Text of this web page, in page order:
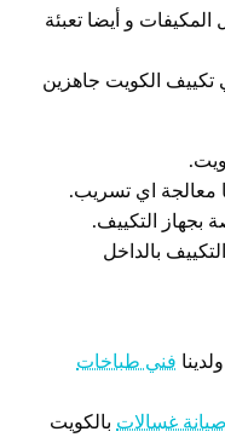
و أيضا تعبئة
الكويت جاهزين
معالجة اي تسريب.
بجهاز التكييف.
بالداخل
فني طباخات
صيانة غسالات بالكويت